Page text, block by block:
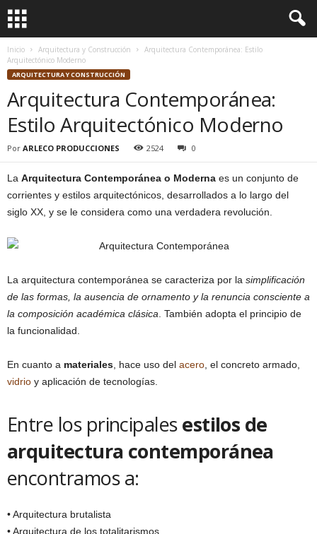
Inicio Arquitectura y Construcción
Arquitectura Contemporánea: Estilo
Arquitectónico Moderno
ARQUITECTURA Y CONSTRUCCIÓN
Arquitectura Contemporánea:
Estilo Arquitectónico Moderno
Por ARLECO PRODUCCIONES 2524 0
La Arquitectura Contemporánea o Moderna es un conjunto de
corrientes y estilos arquitectónicos, desarrollados a lo largo del
siglo XX, y se le considera como una verdadera revolución.
La arquitectura contemporánea se caracteriza por la simplificación
de las formas, la ausencia de ornamento y la renuncia consciente a
la composición académica clásica . También adopta el principio de
la funcionalidad.
En cuanto a materiales , hace uso del acero , el concreto armado,
vidrio y aplicación de tecnologías.
Entre los principalesestilos de
arquitectura contemporánea
encontramos a:
• Arquitectura brutalista
• Arquitectura de los totalitarismos